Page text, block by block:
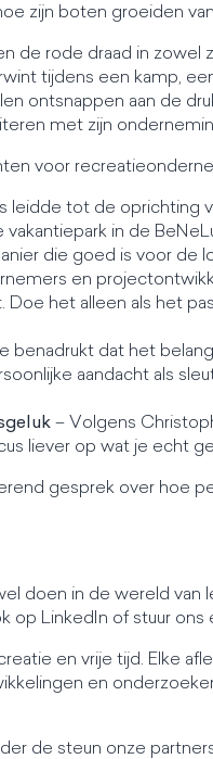
zijn boten groeiden
de rode draad in zowel
tijdens een kamp,
ontsnappen aan de
met zijn
voor
leidde tot de oprichting
in de
die goed is voor de
en
het alleen als het
benadrukt dat het
aandacht als
– Volgens
liever op wat je echt
gesprek over hoe
doen in de wereld van
op LinkedIn of stuur ons
en vrije tijd. Elke
en
de steun onze